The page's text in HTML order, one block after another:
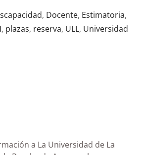
, Docente, Estimatoria,
, plazas, reserva, ULL, Universidad
a La Universidad de La